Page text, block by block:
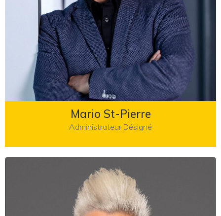
Mario St-Pierre
Administrateur Désigné